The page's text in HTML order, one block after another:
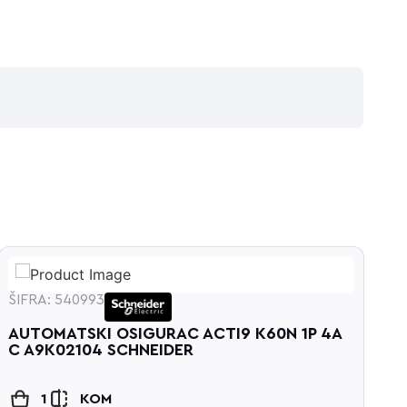
ŠIFRA: 540993
AUTOMATSKI OSIGURAC ACTI9 K60N 1P 4A
C A9K02104 SCHNEIDER
1 KOM